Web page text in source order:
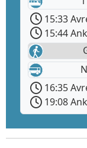
15:33
15:44
16:35
19:08